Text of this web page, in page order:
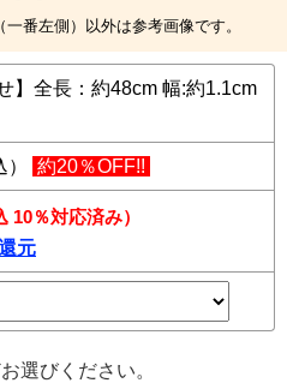
番左側）以外は参考画像です。
】全長：約48cm 幅:約1.1cm
） 約20％OFF!!
10％対応済み）
元
選びください。